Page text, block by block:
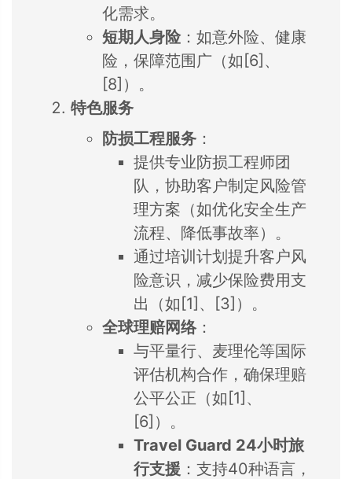
化需求。
短期人身险：如意外险、健康
险，保障范围广（如[6]、
[8]）。
特色服务
防损工程服务 ：
提供专业防损工程师团
队，协助客户制定风险管
理方案（如优化安全生产
流程、降低事故率）。
通过培训计划提升客户风
险意识，减少保险费用支
出（如[1]、[3]）。
全球理赔网络：
与平量行、麦理伦等国际
评估机构合作，确保理赔
公平公正（如[1]、
[6]）。
Travel Guard 24小时旅
行支援 ：支持40种语言，